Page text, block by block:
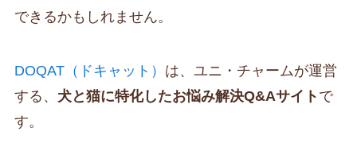
できるかもしれません。
DOQAT（ドキャット） は、ユニ・チャームが運営
する、 犬と猫に特化したお悩み解決Q&Aサイト で
す。